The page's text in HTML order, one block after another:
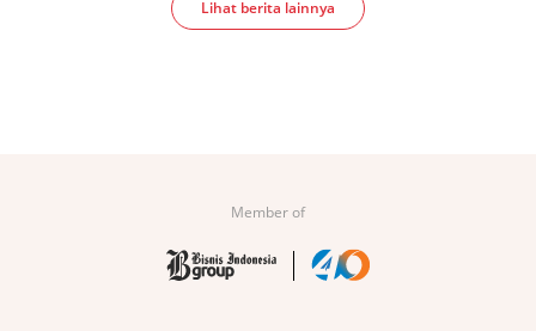
Lihat berita lainnya
Member of